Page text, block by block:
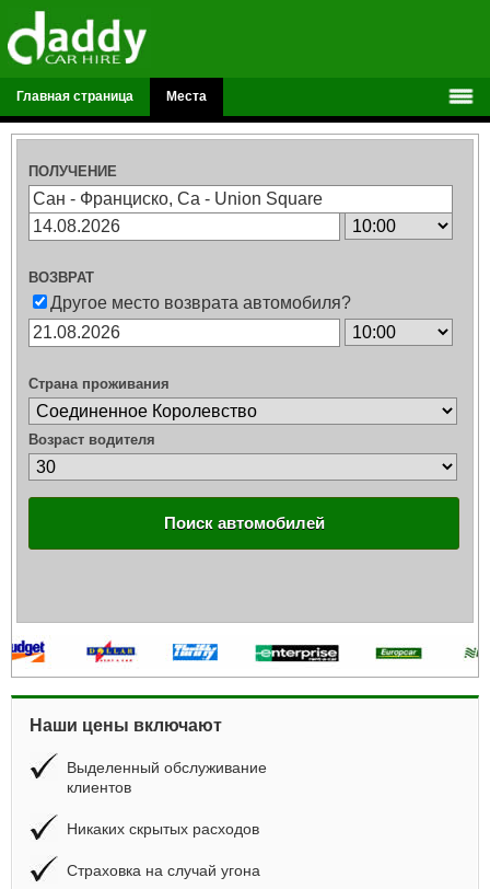
Главная страница Места
ПОЛУЧЕНИЕ
ВОЗВРАТ
Другое место возврата автомобиля?
Страна проживания
Возраст водителя
Поиск автомобилей
Наши цены включают
Выделенный обслуживание
клиентов
Никаких скрытых расходов
Страховка на случай угона